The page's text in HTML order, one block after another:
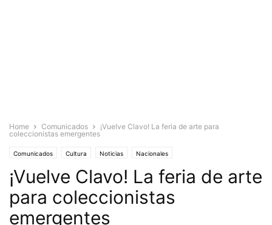
Home Comunicados
¡Vuelve Clavo! La feria de arte para
coleccionistas emergentes
Comunicados Cultura Noticias Nacionales
¡Vuelve Clavo! La feria de arte
para coleccionistas
emergentes